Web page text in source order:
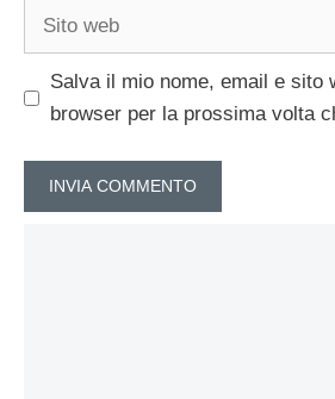
Sito
Salva il mio nome, email e sito
browser per la prossima volta